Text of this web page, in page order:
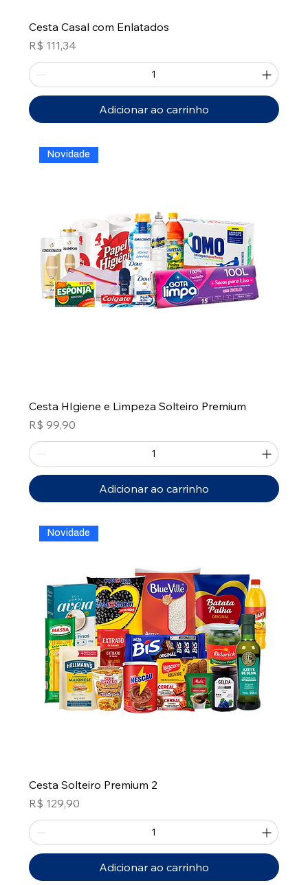
Cesta Casal com Enlatados
Preço
R$ 111,34
Adicionar ao carrinho
Novidade
Cesta HIgiene e Limpeza Solteiro Premium
Preço
R$ 99,90
Adicionar ao carrinho
Novidade
Cesta Solteiro Premium 2
Preço
R$ 129,90
Adicionar ao carrinho